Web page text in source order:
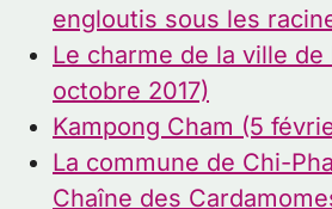
engloutis sous les
Le charme de la ville de
octobre 2017)
Kampong Cham (5
La commune de Chi-
Chaîne des